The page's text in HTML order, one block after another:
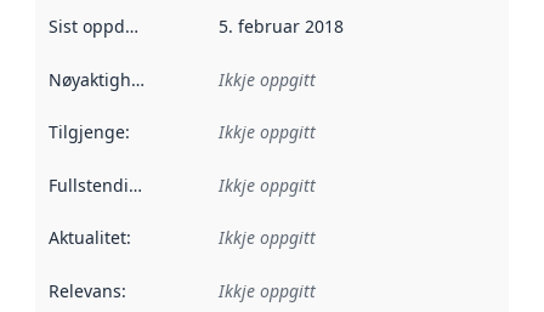
Sist oppdatert 5. februar 2018
Nøyaktigheit Ikkje oppgitt
Tilgjenge: Ikkje oppgitt
Fullstendigheit Ikkje oppgitt
Aktualitet: Ikkje oppgitt
Relevans: Ikkje oppgitt